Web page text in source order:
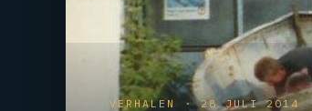
VERHALEN · 28 JULI 2014